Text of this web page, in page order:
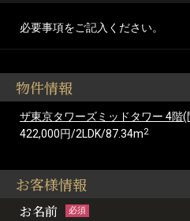
必要事項をご記入ください。
物件情報
ザ東京タワーズミッドタワー 4階(
422,000円/2LDK/87.34m2
お客様情報
お名前 必須